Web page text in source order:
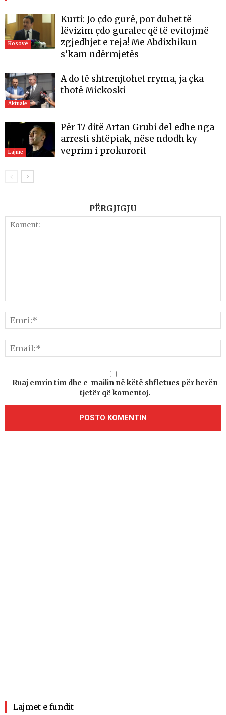
Kosovë
Kurti: Jo çdo gurë, por duhet të
lëvizim çdo guralec që të evitojmë
zgjedhjet e reja! Me Abdixhikun
s’kam ndërmjetës
Aktuale
A do të shtrenjtohet rryma, ja çka
thotë Mickoski
Lajme
Për 17 ditë Artan Grubi del edhe nga
arresti shtëpiak, nëse ndodh ky
veprim i prokurorit
PËRGJIGJU
Ruaj emrin tim dhe e-mailin në këtë shfletues për herën
tjetër që komentoj.
Lajmet e fundit